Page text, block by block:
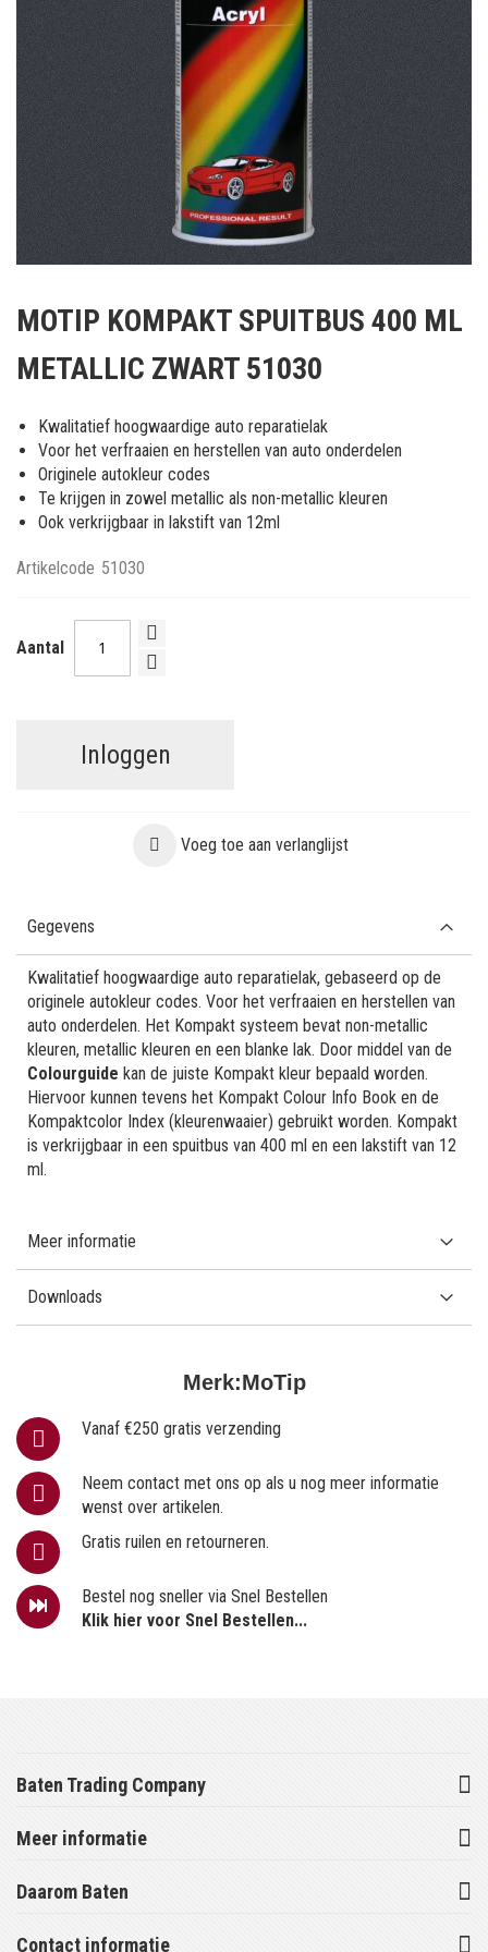
het
van
afbeeldingen-
gallerij
MOTIP KOMPAKT SPUITBUS 400 ML
METALLIC ZWART 51030
Kwalitatief hoogwaardige auto reparatielak
Voor het verfraaien en herstellen van auto onderdelen
Originele autokleur codes
Te krijgen in zowel metallic als non-metallic kleuren
Ook verkrijgbaar in lakstift van 12ml
Artikelcode 51030
Aantal
Inloggen
Voeg toe aan verlanglijst
Merk:MoTip
Vanaf €250 gratis verzending
Neem contact met ons op als u nog meer informatie
wenst over artikelen.
Gratis ruilen en retourneren.
Bestel nog sneller via Snel Bestellen
Klik hier voor Snel Bestellen...
Gegevens
Kwalitatief hoogwaardige auto reparatielak, gebaseerd op de
originele autokleur codes. Voor het verfraaien en herstellen van
auto onderdelen. Het Kompakt systeem bevat non-metallic
kleuren, metallic kleuren en een blanke lak. Door middel van de
Colourguide kan de juiste Kompakt kleur bepaald worden.
Hiervoor kunnen tevens het Kompakt Colour Info Book en de
Kompaktcolor Index (kleurenwaaier) gebruikt worden. Kompakt
is verkrijgbaar in een spuitbus van 400 ml en een lakstift van 12
ml.
Meer informatie
Downloads
Baten Trading Company
Meer informatie
Daarom Baten
Contact informatie